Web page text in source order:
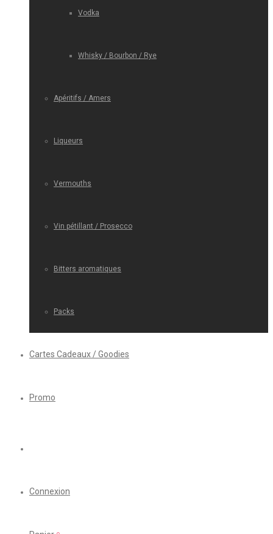
Vodka
Whisky / Bourbon / Rye
Apéritifs / Amers
Liqueurs
Vermouths
Vin pétillant / Prosecco
Bitters aromatiques
Packs
Cartes Cadeaux / Goodies
Promo
Connexion